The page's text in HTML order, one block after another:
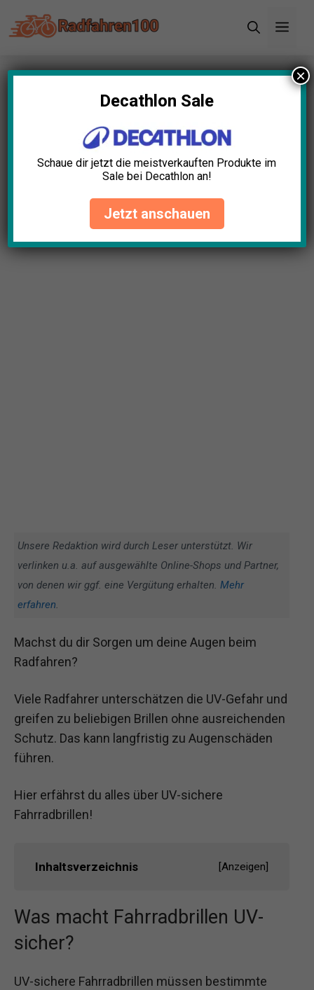
Inhalt
Startseite»Blog»Sind Fahrradbrillen UV-sicher?
Achte auf diese Merkmale!
Sind Fahrradbrillen UV-sicher?
Achte auf diese Merkmale!
David Schwarz August 5, 2025
Unsere Redaktion wird durch Leser unterstützt. Wir
verlinken u.a. auf ausgewählte Online-Shops und Partner,
von denen wir ggf. eine Vergütung erhalten. Mehr
erfahren.
Machst du dir Sorgen um deine Augen beim
Radfahren?
Viele Radfahrer unterschätzen die UV-Gefahr und
greifen zu beliebigen Brillen ohne ausreichenden
Schutz. Das kann langfristig zu Augenschäden
führen.
Hier erfährst du alles über UV-sichere
Fahrradbrillen!
Inhaltsverzeichnis [Anzeigen]
Was macht Fahrradbrillen UV-
sicher?
UV-sichere Fahrradbrillen müssen bestimmte
Decathlon Sale
Schaue dir jetzt die meistverkauften Produkte im
Sale bei Decathlon an!
Jetzt anschauen
×